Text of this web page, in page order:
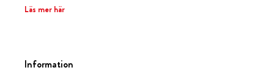
Läs mer här
Information